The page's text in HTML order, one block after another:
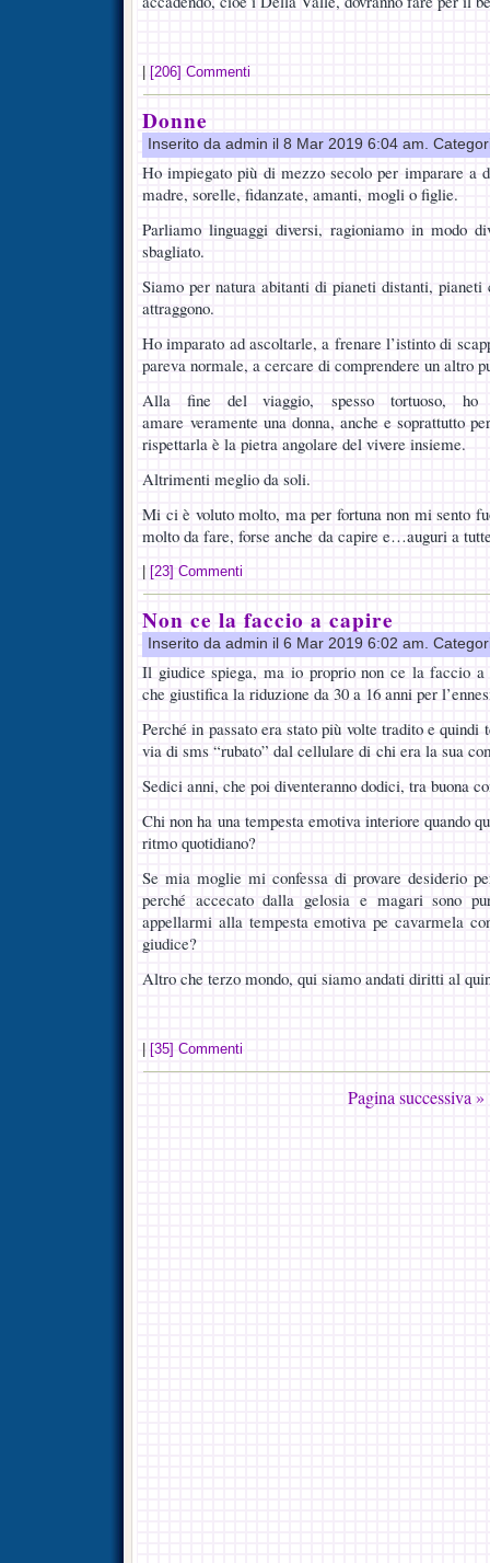
[206] Commenti
Donne
Inserito da admin il 8 Mar 2019 6:04 am.
Ho impiegato più di mezzo secolo per imparare a
madre, sorelle, fidanzate, amanti, mogli o figlie.
Parliamo linguaggi diversi, ragioniamo in modo
sbagliato.
Siamo per natura abitanti di pianeti distanti,
attraggono.
Ho imparato ad ascoltarle, a frenare l’istinto di
pareva normale, a cercare di comprendere un altro
Alla fine del viaggio, spesso tortuoso, ho
amare veramente una donna, anche e soprattutto
rispettarla è la pietra angolare del vivere insieme.
Altrimenti meglio da soli.
Mi ci è voluto molto, ma per fortuna non mi sento
molto da fare, forse anche da capire e…auguri a
[23] Commenti
Non ce la faccio a capire
Inserito da admin il 6 Mar 2019 6:02 am.
Il giudice spiega, ma io proprio non ce la faccio a
che giustifica la riduzione da 30 a 16 anni per
Perché in passato era stato più volte tradito e
via di sms “rubato” dal cellulare di chi era la sua
Sedici anni, che poi diventeranno dodici, tra buona
Chi non ha una tempesta emotiva interiore quando
ritmo quotidiano?
Se mia moglie mi confessa di provare desiderio
perché accecato dalla gelosia e magari sono
appellarmi alla tempesta emotiva pe cavarmela
giudice?
Altro che terzo mondo, qui siamo andati diritti al
[35] Commenti
Pagina successiva »